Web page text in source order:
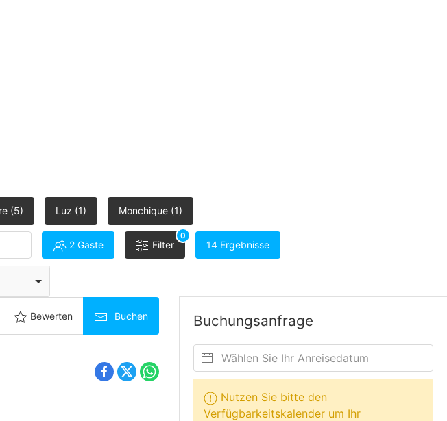
(5) Luz (1) Monchique (1)
2 Gäste Filter
0
14 Ergebnisse
Bewerten Buchen Buchungsanfrage
Nutzen Sie bitte den
Verfügbarkeitskalender um Ihr